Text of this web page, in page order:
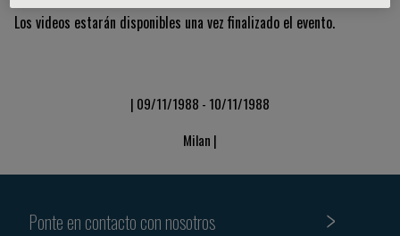
Los videos estarán disponibles una vez finalizado el evento.
| 09/11/1988 - 10/11/1988
Milan |
Ponte en contacto con nosotros